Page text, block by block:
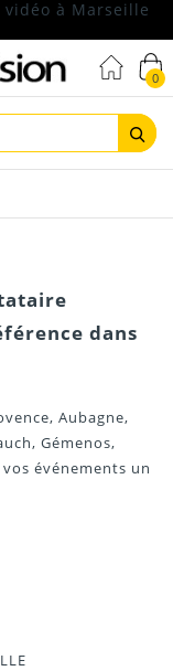
0
dans
Aubagne,
Gémenos,
événements un